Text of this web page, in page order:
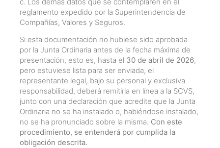
reglamento expedido por la Superintendencia de
Compañías, Valores y Seguros.
Si esta documentación no hubiese sido aprobada
por la Junta Ordinaria antes de la fecha máxima de
presentación, esto es, hasta el 30 de abril de 2026,
pero estuviese lista para ser enviada, el
representante legal, bajo su personal y exclusiva
responsabilidad, deberá remitirla en línea a la SCVS,
junto con una declaración que acredite que la Junta
Ordinaria no se ha instalado o, habiéndose instalado,
no se ha pronunciado sobre la misma. Con este
procedimiento, se entenderá por cumplida la
obligación descrita.